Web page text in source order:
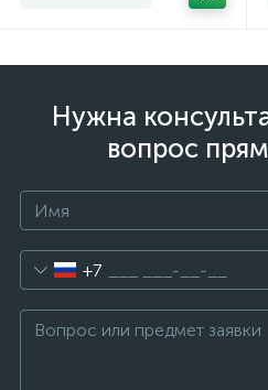
Нужна
вопрос
+7